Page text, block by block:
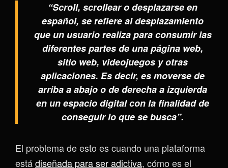
“Scroll, scrollear o desplazarse en
español, se refiere al desplazamiento
que un usuario realiza para consumir las
diferentes partes de una página web,
sitio web, videojuegos y otras
aplicaciones. Es decir, es moverse de
arriba a abajo o de derecha a izquierda
en un espacio digital con la finalidad de
conseguir lo que se busca”.
El problema de esto es cuando una plataforma
estádiseñada para ser adictiva, cómo es el